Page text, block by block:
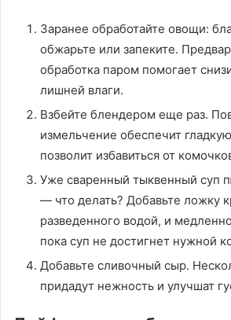
Заранее обработайте овощи:
обжарьте или запеките.
обработка паром помогает
лишней влаги.
Взбейте блендером еще раз.
измельчение обеспечит
позволит избавиться от
Уже сваренный тыквенный суп
— что делать? Добавьте ложку
разведенного водой, и
пока суп не достигнет нужной
Добавьте сливочный сыр.
придадут нежность и улучшат